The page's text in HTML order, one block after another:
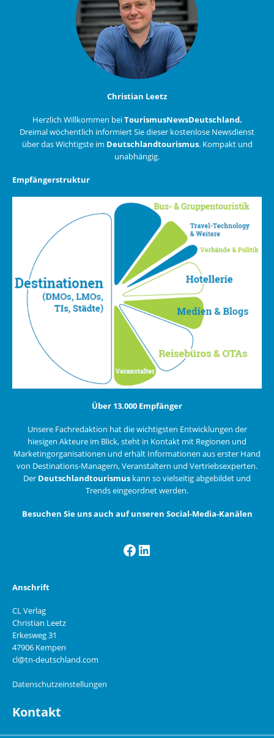
Christian Leetz
Herzlich Willkommen beiTourismusNewsDeutschland.
Dreimal wöchentlich informiert Sie dieser kostenlose Newsdienst
über das Wichtigste im Deutschlandtourismus. Kompakt und
unabhängig.
Empfängerstruktur
Über 13.000 Empfänger
Unsere Fachredaktion hat die wichtigsten Entwicklungen der
hiesigen Akteure im Blick, steht in Kontakt mit Regionen und
Marketingorganisationen und erhält Informationen aus erster Hand
von Destinations-Managern, Veranstaltern und Vertriebsexperten.
Der Deutschlandtourismus kann so vielseitig abgebildet und
Trends eingeordnet werden.
Besuchen Sie uns auch auf unseren Social-Media-Kanälen
Facebook
LinkedIn
Anschrift
CL Verlag
Christian Leetz
Erkesweg 31
47906 Kempen
cl@tn-deutschland.com
Datenschutzeinstellungen
Kontakt